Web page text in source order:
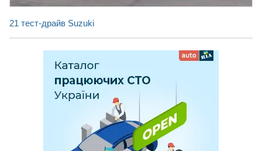
21 тест-драйв Suzuki